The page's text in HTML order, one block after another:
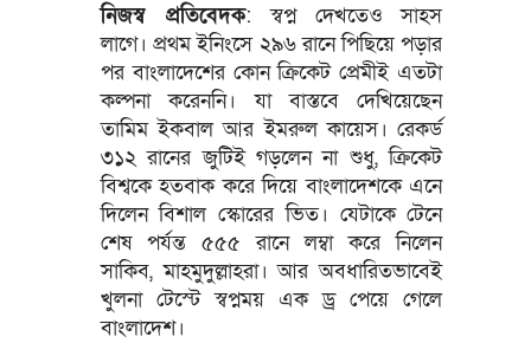
নিজস্ব প্রতিবেদক: স্বপ্ন দেখতেও সাহস
লাগে। প্রথম ইনিংসে ২৯৬ রানে পিছিয়ে পড়ার
পর বাংলাদেশের কোন ক্রিকেট প্রেমীই এতটা
কল্পনা করেননি। যা বাস্তবে দেখিয়েছেন
তামিম ইকবাল আর ইমরুল কায়েস। রেকর্ড
৩১২ রানের জুটিই গড়লেন না শুধু, ক্রিকেট
বিশ্বকে হতবাক করে দিয়ে বাংলাদেশকে এনে
দিলেন বিশাল স্কোরের ভিত। যেটাকে টেনে
শেষ পর্যন্ত ৫৫৫ রানে লম্বা করে নিলেন
সাকিব, মাহমুদুল্লাহরা। আর অবধারিতভাবেই
খুলনা টেস্টে স্বপ্নময় এক ড্র পেয়ে গেলে
বাংলাদেশ।